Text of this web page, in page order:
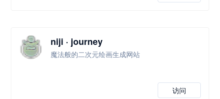
niji · journey
魔法般的二次元绘画生成网站
访问